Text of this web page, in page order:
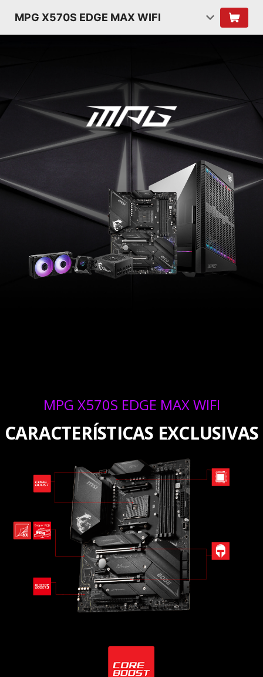
MPG X570S EDGE MAX WIFI
MPG X570S EDGE MAX WIFI
CARACTERÍSTICAS EXCLUSIVAS